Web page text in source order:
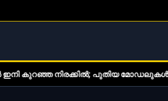
പുതിയ മോഡലുകൾ വിപണിയിൽ